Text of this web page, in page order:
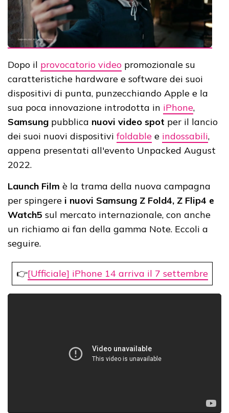
Dopo il provocatorio video promozionale su
caratteristiche hardware e software dei suoi
dispositivi di punta, punzecchiando Apple e la
sua poca innovazione introdotta in iPhone,
Samsung pubblica nuovi video spot per il lancio
dei suoi nuovi dispositivi foldable e indossabili,
appena presentati all'evento Unpacked August
2022.
Launch Film è la trama della nuova campagna
per spingere i nuovi Samsung Z Fold4, Z Flip4 e
Watch5 sul mercato internazionale, con anche
un richiamo ai fan della gamma Note. Eccoli a
seguire.
👉[Ufficiale] iPhone 14 arriva il 7 settembre